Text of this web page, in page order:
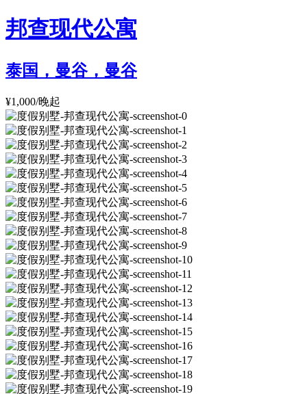
邦查现代公寓
泰国，曼谷，曼谷
¥1,000/晚起